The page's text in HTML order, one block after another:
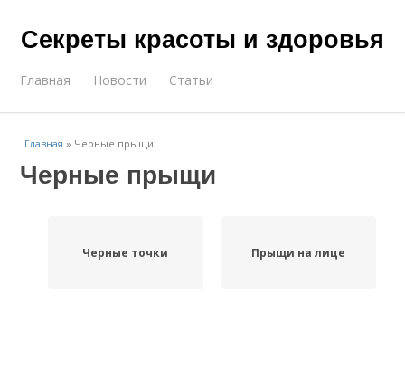
Секреты красоты и здоровья
Главная Новости Статьи
Главная » Черные прыщи
Черные прыщи
Черные точки Прыщи на лице